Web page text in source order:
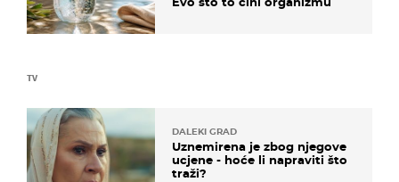
TV
DALEKI GRAD
Uznemirena je zbog njegove
ucjene - hoće li napraviti što
traži?